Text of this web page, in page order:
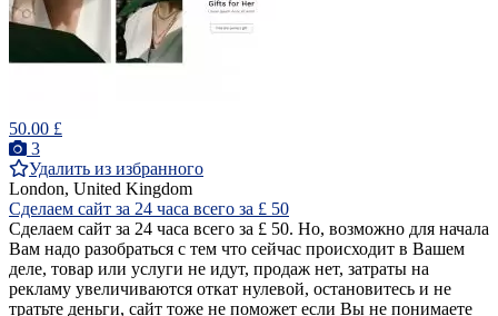
50.00 £
3
Удалить из избранного
London, United Kingdom
Сделаем сайт за 24 часа всего за £ 50
Сделаем сайт за 24 часа всего за £ 50. Но, возможно для начала
Вам надо разобраться с тем что сейчас происходит в Вашем
деле, товар или услуги не идут, продаж нет, затраты на
рекламу увеличиваются откат нулевой, остановитесь и не
тратьте деньги, сайт тоже не поможет если Вы не понимаете